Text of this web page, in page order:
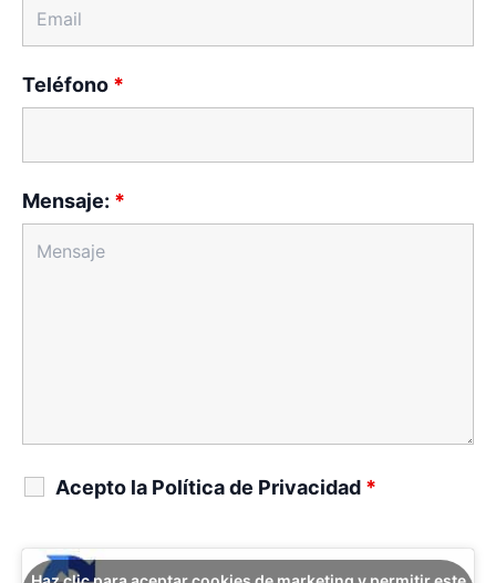
Teléfono *
Mensaje: *
Acepto la Política de Privacidad *